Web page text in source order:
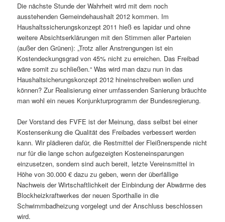
Die nächste Stunde der Wahrheit wird mit dem noch
ausstehenden Gemeindehaushalt 2012 kommen. Im
Haushaltssicherungskonzept 2011 hieß es lapidar und ohne
weitere Absichtserklärungen mit den Stimmen aller Parteien
(außer den Grünen): „Trotz aller Anstrengungen ist ein
Kostendeckungsgrad von 45% nicht zu erreichen. Das Freibad
wäre somit zu schließen.“ Was wird man dazu nun in das
Haushaltsicherungskonzept 2012 hineinschreiben wollen und
können? Zur Realisierung einer umfassenden Sanierung bräuchte
man wohl ein neues Konjunkturprogramm der Bundesregierung.
Der Vorstand des FVFE ist der Meinung, dass selbst bei einer
Kostensenkung die Qualität des Freibades verbessert werden
kann. Wir plädieren dafür, die Restmittel der Fleißnerspende nicht
nur für die lange schon aufgezeigten Kosteneinsparungen
einzusetzen, sondern sind auch bereit, letzte Vereinsmittel in
Höhe von 30.000 € dazu zu geben, wenn der überfällige
Nachweis der Wirtschaftlichkeit der Einbindung der Abwärme des
Blockheizkraftwerkes der neuen Sporthalle in die
Schwimmbadheizung vorgelegt und der Anschluss beschlossen
wird.